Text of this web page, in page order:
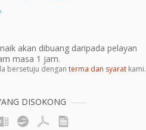
akan dibuang daripada pelayan
masa 1 jam.
bersetuju dengan terma dan syarat kami.
DISOKONG